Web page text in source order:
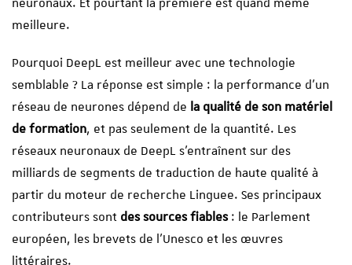
neuronaux. Et pourtant la première est quand même
meilleure.
Pourquoi DeepL est meilleur avec une technologie
semblable ? La réponse est simple : la performance d’un
réseau de neurones dépend de la qualité de son matériel
de formation, et pas seulement de la quantité. Les
réseaux neuronaux de DeepL s’entraînent sur des
milliards de segments de traduction de haute qualité à
partir du moteur de recherche Linguee. Ses principaux
contributeurs sont des sources fiables: le Parlement
européen, les brevets de l’Unesco et les œuvres
littéraires.